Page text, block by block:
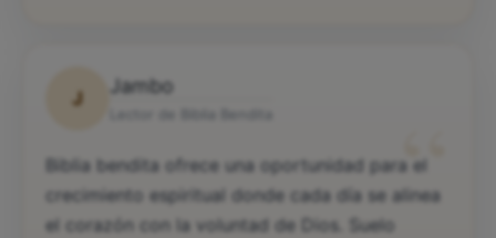
J
Jambo
“
Biblia bendita ofrece una oportunidad para el
crecimiento espiritual donde cada día se alinea
el corazón con la voluntad de Dios. Suelo